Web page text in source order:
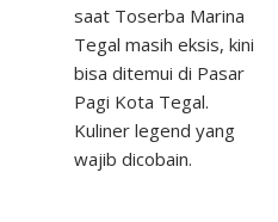
saat Toserba Marina
Tegal masih eksis, kini
bisa ditemui di Pasar
Pagi Kota Tegal.
Kuliner legend yang
wajib dicobain.